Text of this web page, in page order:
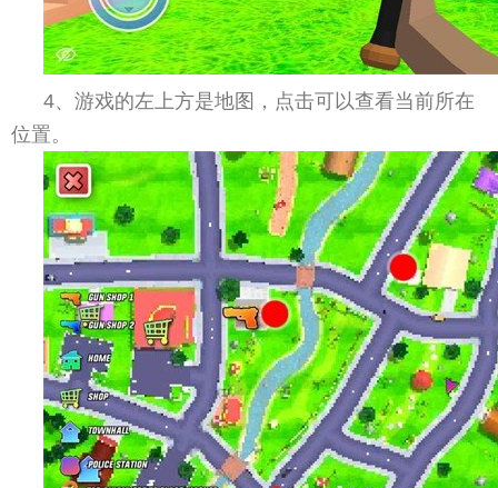
4、游戏的左上方是地图，点击可以查看当前所在
位置。